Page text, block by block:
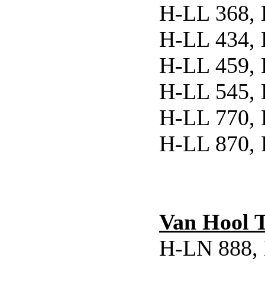
H-LL 368,
H-LL 434,
H-LL 459,
H-LL 545,
H-LL 770,
H-LL 870,
Van Hool
H-LN 888,